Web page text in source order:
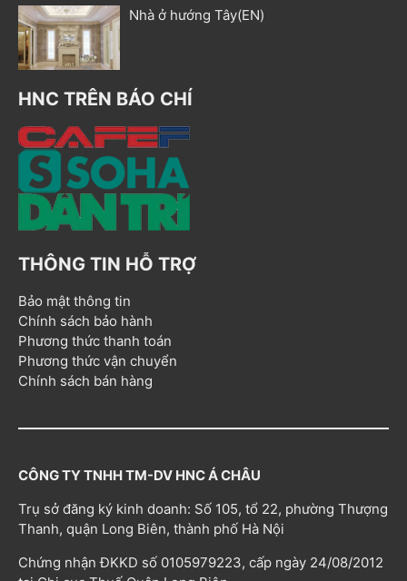
Nhà ở hướng Tây(EN)
HNC TRÊN BÁO CHÍ
THÔNG TIN HỖ TRỢ
Bảo mật thông tin
Chính sách bảo hành
Phương thức thanh toán
Phương thức vận chuyển
Chính sách bán hàng
CÔNG TY TNHH TM-DV HNC Á CHÂU
Trụ sở đăng ký kinh doanh: Số 105, tổ 22, phường Thượng
Thanh, quận Long Biên, thành phố Hà Nội
Chứng nhận ĐKKD số 0105979223, cấp ngày 24/08/2012